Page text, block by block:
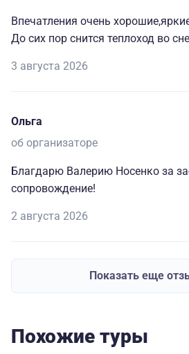
Впечатления очень
До сих пор снится теплоход во
3 августа 2026
Ольга
об организаторе
Благдарю Валерию Носенко за
сопровождение!
2 августа 2026
Показать еще
Похожие туры